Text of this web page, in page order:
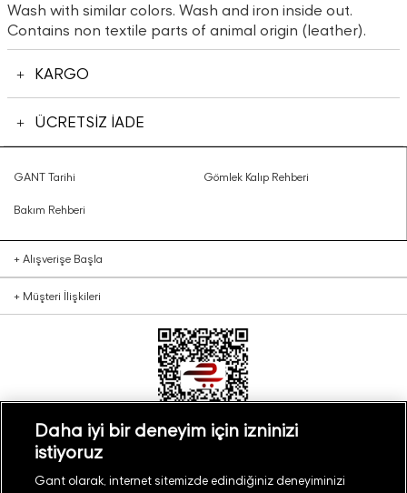
Wash with similar colors. Wash and iron inside out.
Contains non textile parts of animal origin (leather).
KARGO
ÜCRETSİZ İADE
GANT Tarihi Gömlek Kalıp Rehberi
Bakım Rehberi
+ Alışverişe Başla
+ Müşteri İlişkileri
Türkiye Mağaza Bul
Daha iyi bir deneyim için izninizi
istiyoruz
Gant olarak, internet sitemizde edindiğiniz deneyiminizi